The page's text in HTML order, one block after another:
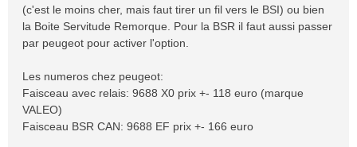
g
e
(c'est le moins cher, mais faut tirer un fil vers le BSI) ou bien
la Boite Servitude Remorque. Pour la BSR il faut aussi passer
par peugeot pour activer l'option.
Les numeros chez peugeot:
Faisceau avec relais: 9688 X0 prix +- 118 euro (marque
VALEO)
Faisceau BSR CAN: 9688 EF prix +- 166 euro